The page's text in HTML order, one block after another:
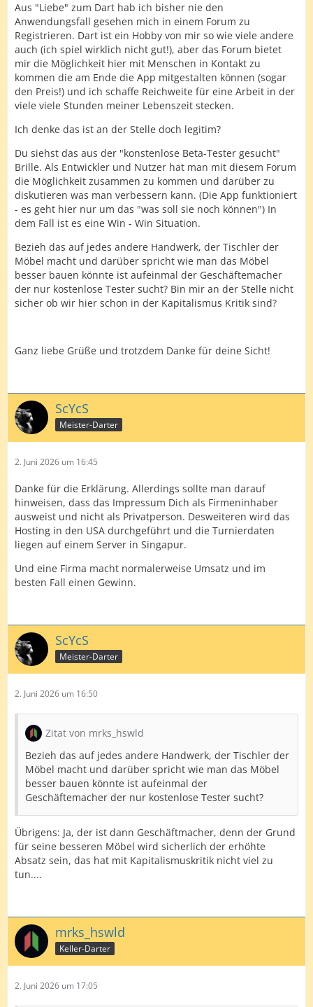
Aus "Liebe" zum Dart hab ich bisher nie den
Anwendungsfall gesehen mich in einem Forum zu
Registrieren. Dart ist ein Hobby von mir so wie viele andere
auch (ich spiel wirklich nicht gut!), aber das Forum bietet
mir die Möglichkeit hier mit Menschen in Kontakt zu
kommen die am Ende die App mitgestalten können (sogar
den Preis!) und ich schaffe Reichweite für eine Arbeit in der
viele viele Stunden meiner Lebenszeit stecken.
Ich denke das ist an der Stelle doch legitim?
Du siehst das aus der "konstenlose Beta-Tester gesucht"
Brille. Als Entwickler und Nutzer hat man mit diesem Forum
die Möglichkeit zusammen zu kommen und darüber zu
diskutieren was man verbessern kann. (Die App funktioniert
- es geht hier nur um das "was soll sie noch können") In
dem Fall ist es eine Win - Win Situation.
Bezieh das auf jedes andere Handwerk, der Tischler der
Möbel macht und darüber spricht wie man das Möbel
besser bauen könnte ist aufeinmal der Geschäftemacher
der nur kostenlose Tester sucht? Bin mir an der Stelle nicht
sicher ob wir hier schon in der Kapitalismus Kritik sind?
Ganz liebe Grüße und trotzdem Danke für deine Sicht!
ScYcS
Meister-Darter
2. Juni 2026 um 16:45
Danke für die Erklärung. Allerdings sollte man darauf
hinweisen, dass das Impressum Dich als Firmeninhaber
ausweist und nicht als Privatperson. Desweiteren wird das
Hosting in den USA durchgeführt und die Turnierdaten
liegen auf einem Server in Singapur.
Und eine Firma macht normalerweise Umsatz und im
besten Fall einen Gewinn.
ScYcS
Meister-Darter
2. Juni 2026 um 16:50
Zitat von mrks_hswld
Bezieh das auf jedes andere Handwerk, der Tischler der
Möbel macht und darüber spricht wie man das Möbel
besser bauen könnte ist aufeinmal der
Geschäftemacher der nur kostenlose Tester sucht?
Übrigens: Ja, der ist dann Geschäftmacher, denn der Grund
für seine besseren Möbel wird sicherlich der erhöhte
Absatz sein, das hat mit Kapitalismuskritik nicht viel zu
tun....
mrks_hswld
Keller-Darter
2. Juni 2026 um 17:05